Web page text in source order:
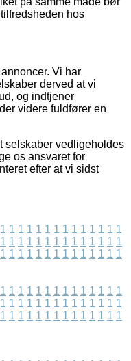
hos
Vi har
derved at vi
og indtjener
videre fuldfører en
selskaber vedligeholdes
os ansvaret for
efter at vi sidst
1 1 1 1 1 1 1 1 1 1 1 1 1 1
1 1 1 1 1 1 1 1 1 1 1 1 1 1
1 1 1 1 1 1 1 1 1 1 1 1 1 1
1 1 1 1 1 1 1 1 1 1 1 1 1 1
1 1 1 1 1 1 1 1 1 1 1 1 1 1
1 1 1 1 1 1 1 1 1 1 1 1 1 1